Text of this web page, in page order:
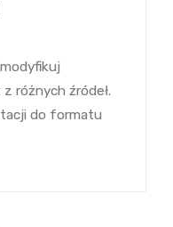
różnych źródeł.
do formatu